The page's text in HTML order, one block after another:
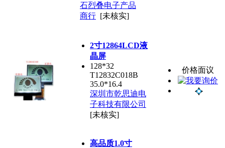
石烈叠电子产品
商行 [未核实]
2寸12864LCD液
晶屏
128*32
T12832C018B
35.0*16.4
深圳市乾思迪电
子科技有限公司
[未核实]
价格面议
高品质1.0寸